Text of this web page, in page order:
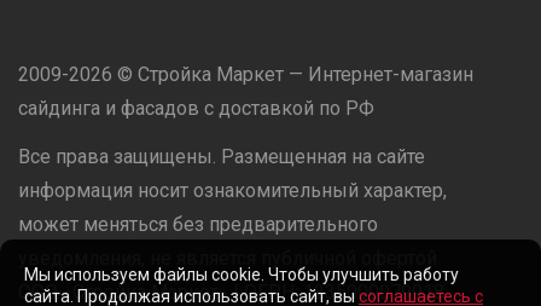
2009-2026 © Стройка Маркет — Интернет-магазин
сайдинга и фасадов с доставкой по РФ
Все права защищены. Размещенная на сайте
информация носит ознакомительный характер,
может меняться без предварительного
ООО «Стройка Маркет» | ОГРН: 1235000079918
Мы используем файлы cookie. Чтобы улучшить работу
сайта. Продолжая использовать сайт, вы соглашаетесь с